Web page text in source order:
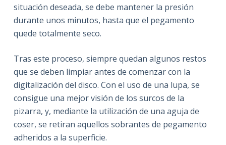
situación deseada, se debe mantener la presión
durante unos minutos, hasta que el pegamento
quede totalmente seco.
Tras este proceso, siempre quedan algunos restos
que se deben limpiar antes de comenzar con la
digitalización del disco. Con el uso de una lupa, se
consigue una mejor visión de los surcos de la
pizarra, y, mediante la utilización de una aguja de
coser, se retiran aquellos sobrantes de pegamento
adheridos a la superficie.